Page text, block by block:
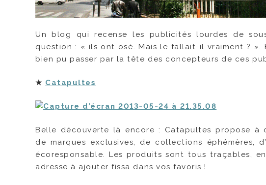
Un blog qui recense les publicités lourdes de
question : « ils ont osé. Mais le fallait-il vraiment ? ».
bien pu passer par la tête des concepteurs de ces
★ Catapultes
Belle découverte là encore : Catapultes propose à
de marques exclusives, de collections éphémères,
écoresponsable. Les produits sont tous traçables,
adresse à ajouter fissa dans vos favoris !